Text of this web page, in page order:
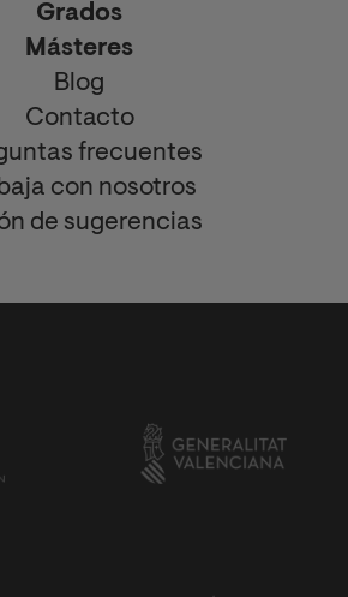
Grados
Másteres
Blog
Contacto
frecuentes
con nosotros
de sugerencias